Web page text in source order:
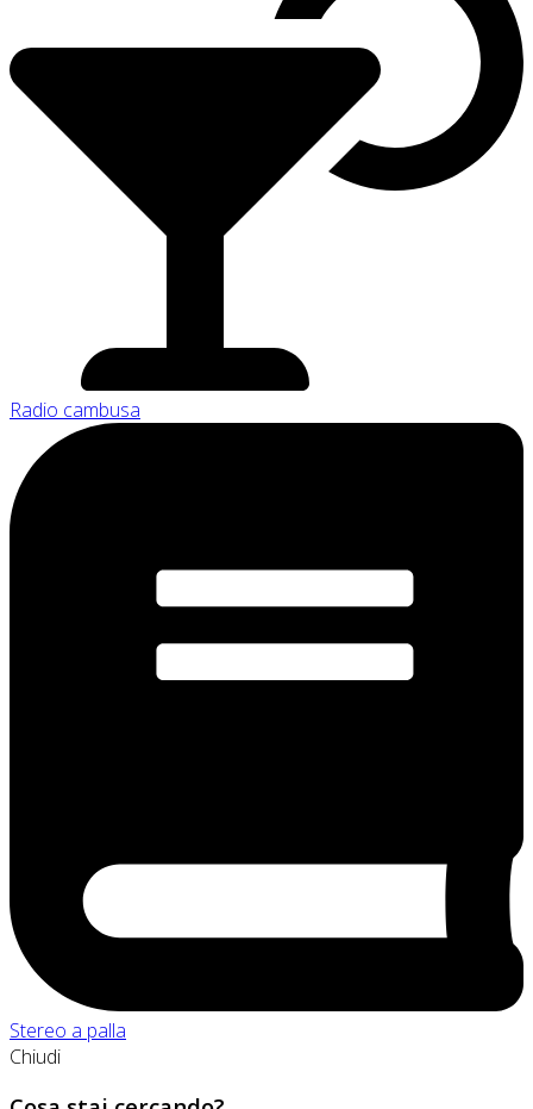
Radio cambusa
Stereo a palla
Chiudi